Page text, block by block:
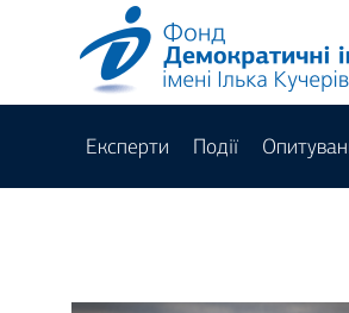
Експерти Події